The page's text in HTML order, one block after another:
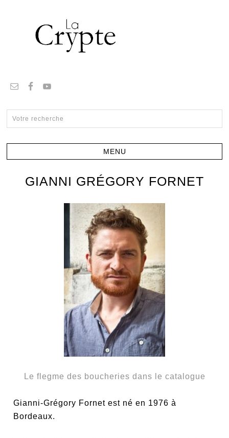
GIANNI GRÉGORY FORNET
Le flegme des boucheries dans le catalogue
Gianni-Grégory Fornet est né en 1976 à
Bordeaux.